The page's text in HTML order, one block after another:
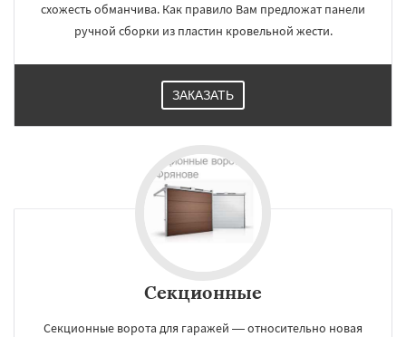
схожесть обманчива. Как правило Вам предложат панели
ручной сборки из пластин кровельной жести.
ЗАКАЗАТЬ
Секционные
Секционные ворота для гаражей — относительно новая